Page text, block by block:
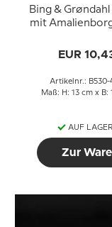
Bing & Grøndahl
mit
EUR
Artikelnr.: B530-
Maß: H: 13 cm x B:
AUF LAGER
Zur Ware